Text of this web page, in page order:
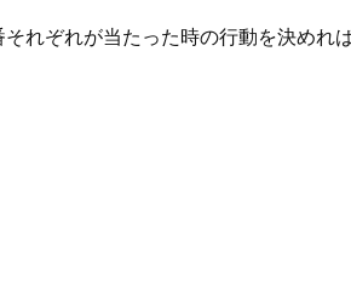
れぞれが当たった時の行動を決めれ